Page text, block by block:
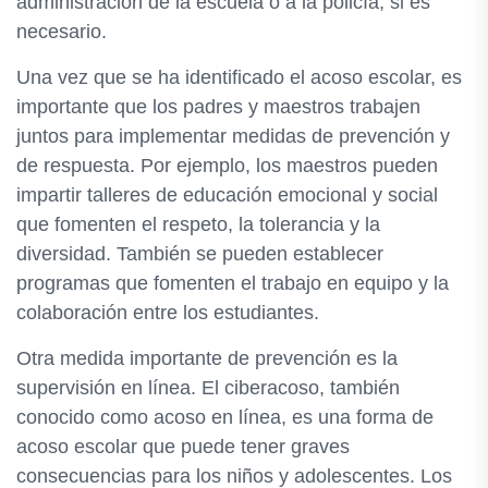
necesario.
Una vez que se ha identificado el acoso escolar, es
importante que los padres y maestros trabajen
juntos para implementar medidas de prevención y
de respuesta. Por ejemplo, los maestros pueden
impartir talleres de educación emocional y social
que fomenten el respeto, la tolerancia y la
diversidad. También se pueden establecer
programas que fomenten el trabajo en equipo y la
colaboración entre los estudiantes.
Otra medida importante de prevención es la
supervisión en línea. El ciberacoso, también
conocido como acoso en línea, es una forma de
acoso escolar que puede tener graves
consecuencias para los niños y adolescentes. Los